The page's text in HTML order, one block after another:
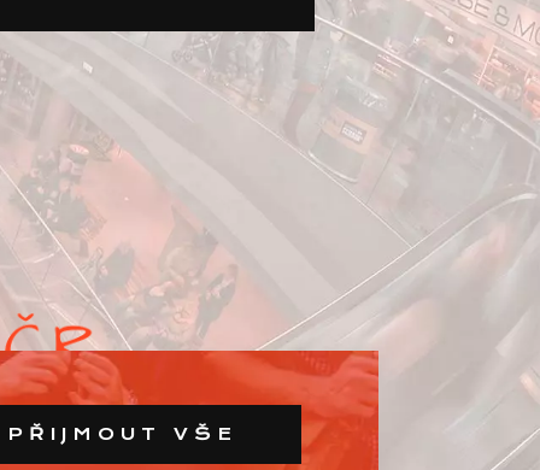
PŘIJMOUT VŠE